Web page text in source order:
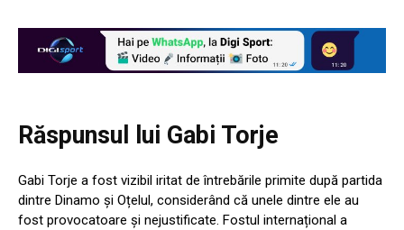
Răspunsul lui Gabi Torje
Gabi Torje a fost vizibil iritat de întrebările primite după partida
dintre Dinamo și Oțelul, considerând că unele dintre ele au
fost provocatoare și nejustificate. Fostul internațional a